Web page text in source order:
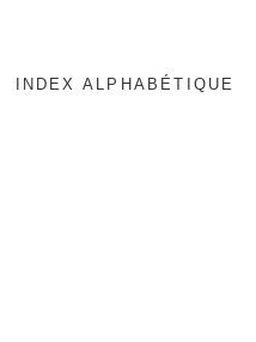
INDEX ALPHABÉTIQUE